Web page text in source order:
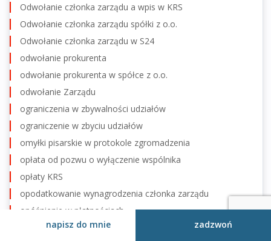
Odwołanie członka zarządu a wpis w KRS
Odwołanie członka zarządu spółki z o.o.
Odwołanie członka zarządu w S24
odwołanie prokurenta
odwołanie prokurenta w spółce z o.o.
odwołanie Zarządu
ograniczenia w zbywalności udziałów
ograniczenie w zbyciu udziałów
omyłki pisarskie w protokole zgromadzenia
opłata od pozwu o wyłączenie wspólnika
opłaty KRS
opodatkowanie wynagrodzenia członka zarządu
opóźnienie w płatnościach
opóźnienie w platnościach
napisz do mnie zadzwoń